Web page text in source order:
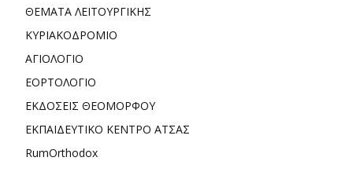
ΘΕΜΑΤΑ ΛΕΙΤΟΥΡΓΙΚΗΣ
ΚΥΡΙΑΚΟΔΡΟΜΙΟ
ΑΓΙΟΛΟΓΙΟ
ΕΟΡΤΟΛΟΓΙΟ
ΕΚΔΟΣΕΙΣ ΘΕΟΜΟΡΦΟΥ
ΕΚΠΑΙΔΕΥΤΙΚΟ ΚΕΝΤΡΟ ΑΤΣΑΣ
RumOrthodox